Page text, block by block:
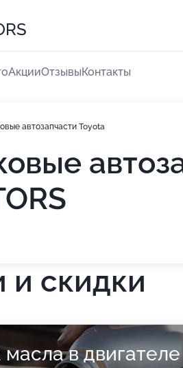
АкцииОтзывыКонтакты
автозапчасти Toyota
и скидки
в двигателе